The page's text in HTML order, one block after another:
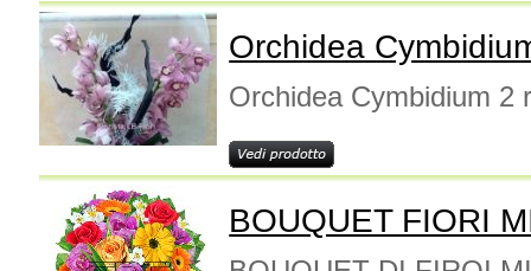
Orchidea
Orchidea Cymbidium 2
BOUQUET FIORI